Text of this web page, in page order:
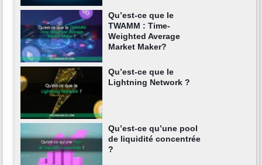
Qu’est-ce que le
TWAMM : Time-
Weighted Average
Market Maker?
Qu’est-ce que le
Lightning Network ?
Qu’est-ce qu’une pool
de liquidité concentrée
?